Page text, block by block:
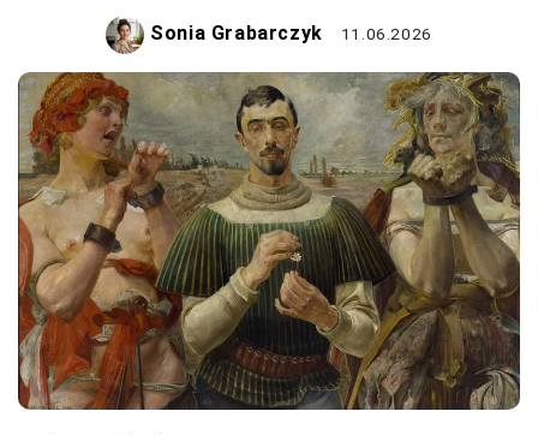
Sonia Grabarczyk 11.06.2026